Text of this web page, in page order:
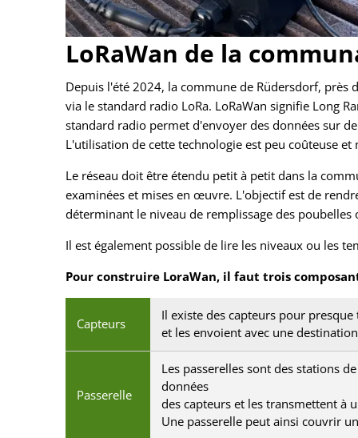
LoRaWan de la
Depuis l'été 2024, la commune de Rüdersdorf,
via le standard radio LoRa. LoRaWan signifie Long
standard radio permet d'envoyer des données sur
L'utilisation de cette technologie est peu coûteuse et
Le réseau doit être étendu petit à petit dans la
examinées et mises en œuvre. L'objectif est de
déterminant le niveau de remplissage des
Il est également possible de lire les niveaux ou les
Pour construire LoraWan, il faut trois
Capteurs
Il existe des capteurs pour
et les envoient avec une
Passerelle
Les passerelles sont des stations
données
des capteurs et les transmettent à
Une passerelle peut ainsi couvrir